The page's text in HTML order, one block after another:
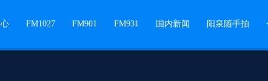
FM1027 FM901 FM931 国内新闻 阳泉随手拍